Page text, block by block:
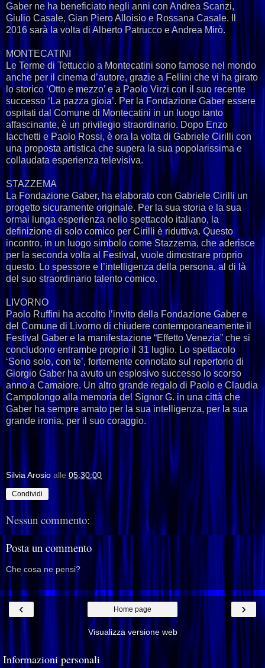
Gaber ne ha beneficiato negli anni con Andrea Scanzi,
Giulio Casale, Gian Piero Alloisio e Rossana Casale. Il
2016 sarà la volta di Alberto Patrucco e Andrea Mirò.
MONTECATINI
Le Terme di Tettuccio a Montecatini sono famose nel mondo
anche per il cinema d’autore, grazie a Fellini che vi ha girato
lo storico ‘Otto e mezzo’ e a Paolo Virzi con il suo recente
successo ‘La pazza gioia’. Per la Fondazione Gaber essere
ospitati dal Comune di Montecatini in un luogo tanto
affascinante, è un privilegio straordinario. Dopo Enzo
Iacchetti e Paolo Rossi, è ora la volta di Gabriele Cirilli con
una proposta artistica che supera la sua popolarissima e
collaudata esperienza televisiva.
STAZZEMA
La Fondazione Gaber, ha elaborato con Gabriele Cirilli un
progetto sicuramente originale. Per la sua storia e la sua
ormai lunga esperienza nello spettacolo italiano, la
definizione di solo comico per Cirilli è riduttiva. Questo
incontro, in un luogo simbolo come Stazzema, che aderisce
per la seconda volta al Festival, vuole dimostrare proprio
questo. Lo spessore e l’intelligenza della persona, al di là
del suo straordinario talento comico.
LIVORNO
Paolo Ruffini ha accolto l’invito della Fondazione Gaber e
del Comune di Livorno di chiudere contemporaneamente il
Festival Gaber e la manifestazione “Effetto Venezia” che si
concludono entrambe proprio il 31 luglio. Lo spettacolo
‘Sono solo, con te’, fortemente connotato sul repertorio di
Giorgio Gaber ha avuto un esplosivo successo lo scorso
anno a Camaiore. Un altro grande regalo di Paolo e Claudia
Campolongo alla memoria del Signor G. in una città che
Gaber ha sempre amato per la sua intelligenza, per la sua
grande ironia, per il suo coraggio.
Silvia Arosio alle 05:30:00
Condividi
Nessun commento:
Posta un commento
Che cosa ne pensi?
‹ ›
Home page
Visualizza versione web
Informazioni personali